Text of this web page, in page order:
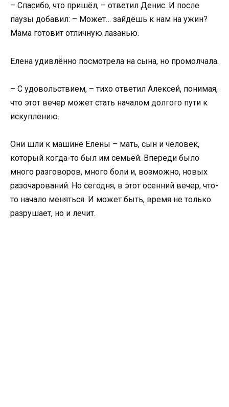
– Спасибо, что пришёл, – ответил Денис. И после
паузы добавил: – Может… зайдёшь к нам на ужин?
Мама готовит отличную лазанью.
Елена удивлённо посмотрела на сына, но промолчала.
– С удовольствием, – тихо ответил Алексей, понимая,
что этот вечер может стать началом долгого пути к
искуплению.
Они шли к машине Елены – мать, сын и человек,
который когда-то был им семьёй. Впереди было
много разговоров, много боли и, возможно, новых
разочарований. Но сегодня, в этот осенний вечер, что-
то начало меняться. И может быть, время не только
разрушает, но и лечит.